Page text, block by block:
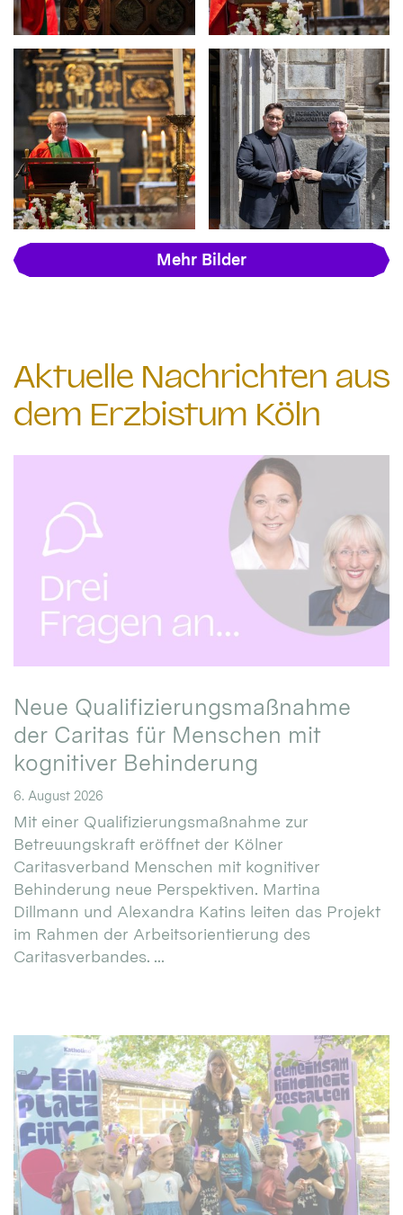
Mehr Bilder
Aktuelle Nachrichten aus
dem Erzbistum Köln
Neue Qualifizierungsmaßnahme
der Caritas für Menschen mit
kognitiver Behinderung
6. August 2026
Mit einer Qualifizierungsmaßnahme zur
Betreuungskraft eröffnet der Kölner
Caritasverband Menschen mit kognitiver
Behinderung neue Perspektiven. Martina
Dillmann und Alexandra Katins leiten das Projekt
im Rahmen der Arbeitsorientierung des
Caritasverbandes. ...